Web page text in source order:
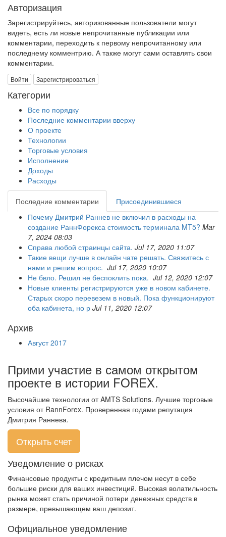
Авторизация
Зарегистрируйтесь, авторизованные пользователи могут
видеть, есть ли новые непрочитанные публикации или
комментарии, переходить к первому непрочитанному или
последнему комментрию. А также могут сами оставлять свои
комментарии.
Войти Зарегистрироваться
Категории
Все по порядку
Последние комментарии вверху
О проекте
Технологии
Торговые условия
Исполнение
Доходы
Расходы
Последние комментарии
Присоединившиеся
Почему Дмитрий Раннев не включил в расходы на
создание РаннФорекса стоимость терминала MT5? Mar
7, 2024 08:03
Справа любой страинцы сайта. Jul 17, 2020 11:07
Такие вещи лучше в онлайн чате решать. Свяжитесь с
нами и решим вопрос. Jul 17, 2020 10:07
Не бвло. Решил не беспоклить пока. Jul 12, 2020 12:07
Новые клиенты регистрируются уже в новом кабинете.
Старых скоро перевезем в новый. Пока функционируют
оба кабинета, но р Jul 11, 2020 12:07
Архив
Август 2017
Прими участие в самом открытом
проекте в истории FOREX.
Высочайшие технологии от AMTS Solutions. Лучшие торговые
условия от RannForex. Проверенная годами репутация
Дмитрия Раннева.
Открыть счет
Уведомление о рисках
Финансовые продукты с кредитным плечом несут в себе
большие риски для ваших инвестиций. Высокая волатильность
рынка может стать причиной потери денежных средств в
размере, превышающем ваш депозит.
Официальное уведомление